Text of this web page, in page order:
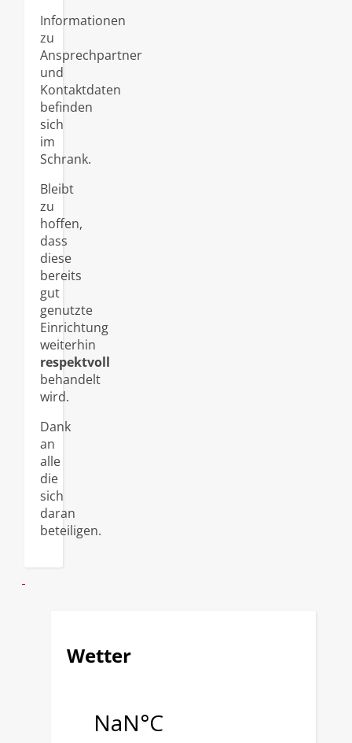
Informationen
zu
Ansprechpartner
und
Kontaktdaten
befinden
sich
im
Schrank.
Bleibt
zu
hoffen,
dass
diese
bereits
gut
genutzte
Einrichtung
weiterhin
respektvoll
behandelt
wird.
Dank
an
alle
die
sich
daran
beteiligen.
Wetter